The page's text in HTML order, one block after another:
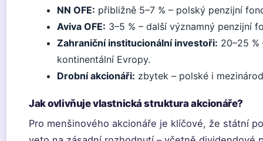
NN OFE: přibližně 5–7 % – polský penzijní
Aviva OFE: 3–5 % – další významný penzijní
Zahraniční institucionální investoři: 20–25 %
kontinentální Evropy.
Drobní akcionáři: zbytek – polské i
Jak ovlivňuje vlastnická struktura akcionáře?
Pro menšinového akcionáře je klíčové, že státní